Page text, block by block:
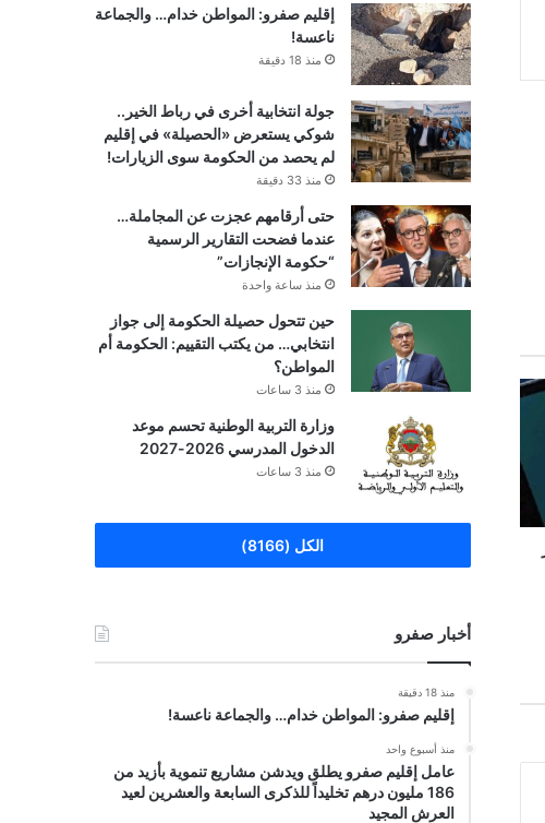
إقليم صفرو: المواطن خدام… والجماعة
ناعسة!
منذ 18 دقيقة
جولة انتخابية أخرى في رباط الخير..
شوكي يستعرض «الحصيلة» في إقليم
لم يحصد من الحكومة سوى الزيارات!
منذ 33 دقيقة
حتى أرقامهم عجزت عن المجاملة…
عندما فضحت التقارير الرسمية
“حكومة الإنجازات”
منذ ساعة واحدة
حين تتحول حصيلة الحكومة إلى جواز
انتخابي… من يكتب التقييم: الحكومة أم
المواطن؟
منذ 3 ساعات
وزارة التربية الوطنية تحسم موعد
الدخول المدرسي 2026-2027
منذ 3 ساعات
الكل (8166)
أخبار صفرو
منذ 18 دقيقة
إقليم صفرو: المواطن خدام… والجماعة ناعسة!
منذ أسبوع واحد
عامل إقليم صفرو يطلق ويدشن مشاريع تنموية بأزيد من
186 مليون درهم تخليداً للذكرى السابعة والعشرين لعيد
العرش المجيد